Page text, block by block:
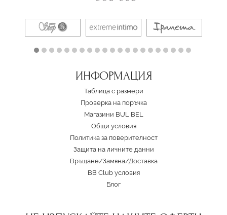
ИНФОРМАЦИЯ
Таблица с размери
Проверка на поръчка
Магазини BUL BEL
Oбщи условия
Политика за поверителност
Защита на личните данни
Връщане/Замяна/Доставка
BB Club условия
Блог